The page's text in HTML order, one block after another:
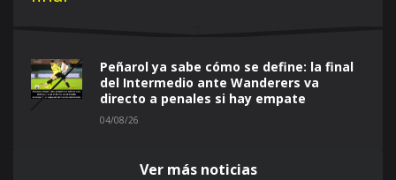
Peñarol ya sabe cómo se define: la final
del Intermedio ante Wanderers va
directo a penales si hay empate
04/08/26
Ver más noticias